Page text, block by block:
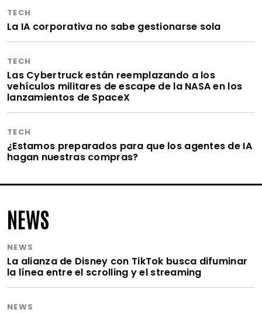
TECH
La IA corporativa no sabe gestionarse sola
TECH
Las Cybertruck están reemplazando a los
vehículos militares de escape de la NASA en los
lanzamientos de SpaceX
TECH
¿Estamos preparados para que los agentes de IA
hagan nuestras compras?
NEWS
NEWS
La alianza de Disney con TikTok busca difuminar
la línea entre el scrolling y el streaming
NEWS